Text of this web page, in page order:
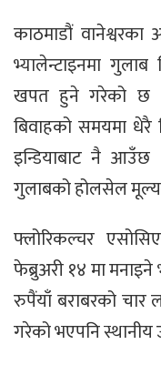
काठमाडौं वानेश्वरका
भ्यालेन्टाइनमा
खपत हुने गरेको छ ।
बिवाहको समयमा धेरै
इन्डियाबाट नै
गुलाबको होलसेल
फ्लोरिकल्चर
फेब्रुअरी १४ मा
रुपैंयाँ बराबरको
गरेको भएपनि